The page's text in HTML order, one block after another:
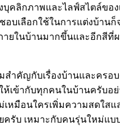
ลิกภาพและไลฟ์สไตล์ของ
เลือกใช้ในการแต่งบ้าน
ยในบ้านมากขึ้นและอีกสี
สำคัญกับเรื่องบ้านและคร
ากับทุกคนในบ้านครับอย่
มือนใครเพิ่มความสดใสแ
รับ เหมาะกับคนรุ่นใหม่แบ